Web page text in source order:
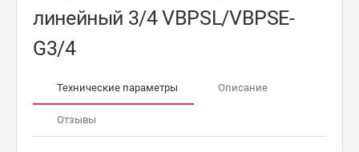
линейный 3/4 VBPSL/VBPSE-
G3/4
Технические параметры Описание
Отзывы